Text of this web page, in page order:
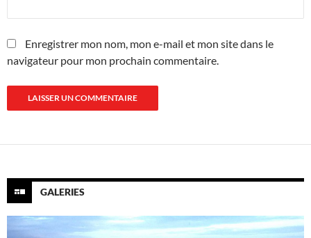
Enregistrer mon nom, mon e-mail et mon site dans le
navigateur pour mon prochain commentaire.
GALERIES